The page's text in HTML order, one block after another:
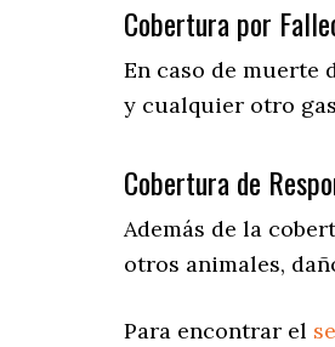
Cobertura por
En caso de muerte
y cualquier otro
Cobertura de
Además de la
otros animales,
Para encontrar el